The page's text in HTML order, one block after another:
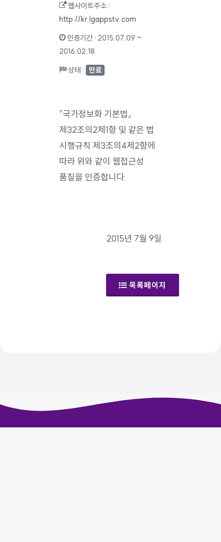
웹사이트주소 :
http://kr.lgappstv.com
인증기간 : 2015.07.09 ~
2016.02.18
상태 : 만료
「국가정보화 기본법」
제32조의2제1항 및 같은 법
시행규칙 제3조의4제2항에
따라 위와 같이 웹접근성
품질을 인증합니다.
2015년 7월 9일
목록페이지